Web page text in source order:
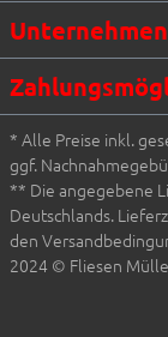
Unternehmen
* Alle Preise inkl.
ggf.
** Die angegebene
Deutschlands.
den
2024 © Fliesen